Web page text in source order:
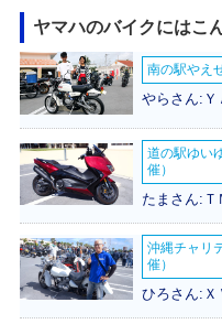
2022年 NMAX AB
S・カラーチェンジ
2021
S・フ
ンジ
2020年 NMAX AB
S・カラーチェンジ
S・カ
ヤマハのバイクにはこ
南の駅やえ
やらさん:Ｙ
道の駅ゆい
催）
たまさん:Ｔ
沖縄チャリ
催）
ひろさん:Ｘ